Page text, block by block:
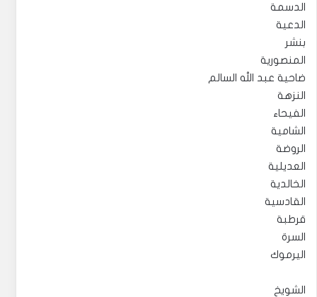
الدسمة
الدعية
بنشر
المنصورية
ضاحية عبد الله السالم
النزهة
الفيحاء
الشامية
الروضة
العديلية
الخالدية
القادسية
قرطبة
السرة
اليرموك
الشويخ